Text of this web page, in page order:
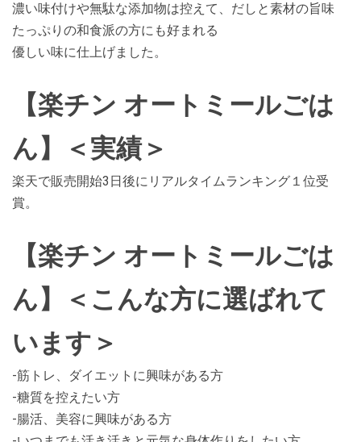
濃い味付けや無駄な添加物は控えて、だしと素材の旨味
たっぷりの和食派の方にも好まれる
優しい味に仕上げました。
【楽チン オートミールごは
ん】＜実績＞
楽天で販売開始3日後にリアルタイムランキング１位受
賞。
【楽チン オートミールごは
ん】＜こんな方に選ばれて
います＞
-筋トレ、ダイエットに興味がある方
-糖質を控えたい方
-腸活、美容に興味がある方